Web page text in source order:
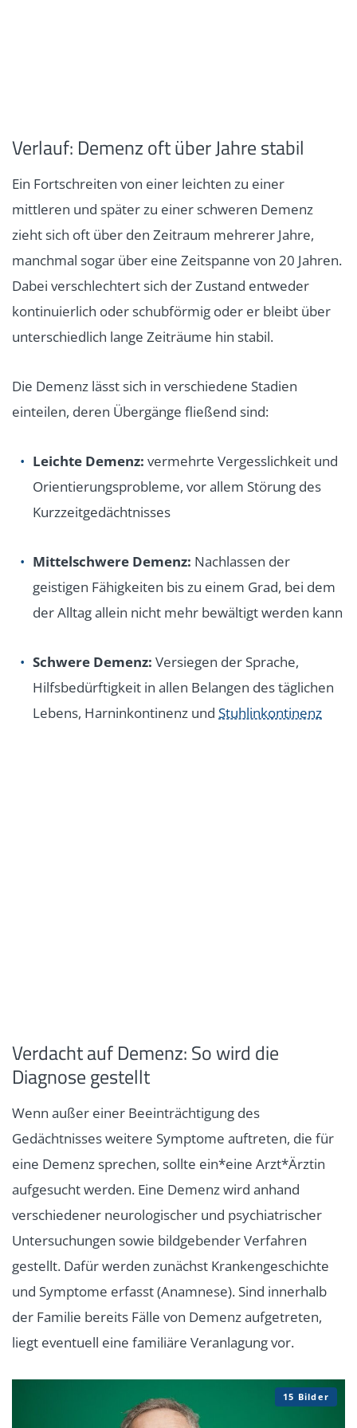
Verlauf: Demenz oft über Jahre stabil
Ein Fortschreiten von einer leichten zu einer
mittleren und später zu einer schweren Demenz
zieht sich oft über den Zeitraum mehrerer Jahre,
manchmal sogar über eine Zeitspanne von 20 Jahren.
Dabei verschlechtert sich der Zustand entweder
kontinuierlich oder schubförmig oder er bleibt über
unterschiedlich lange Zeiträume hin stabil.
Die Demenz lässt sich in verschiedene Stadien
einteilen, deren Übergänge fließend sind:
Leichte Demenz: vermehrte Vergesslichkeit und
Orientierungsprobleme, vor allem Störung des
Kurzzeitgedächtnisses
Mittelschwere Demenz: Nachlassen der
geistigen Fähigkeiten bis zu einem Grad, bei dem
der Alltag allein nicht mehr bewältigt werden kann
Schwere Demenz: Versiegen der Sprache,
Hilfsbedürftigkeit in allen Belangen des täglichen
Lebens, Harninkontinenz und Stuhlinkontinenz
Verdacht auf Demenz: So wird die
Diagnose gestellt
Wenn außer einer Beeinträchtigung des
Gedächtnisses weitere Symptome auftreten, die für
eine Demenz sprechen, sollte ein*eine Arzt*Ärztin
aufgesucht werden. Eine Demenz wird anhand
verschiedener neurologischer und psychiatrischer
Untersuchungen sowie bildgebender Verfahren
gestellt. Dafür werden zunächst Krankengeschichte
und Symptome erfasst (Anamnese). Sind innerhalb
der Familie bereits Fälle von Demenz aufgetreten,
liegt eventuell eine familiäre Veranlagung vor.
15 Bilder